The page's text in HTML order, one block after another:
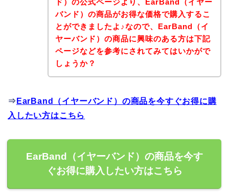
ド）の公式ページより、EarBand（イヤー
バンド）の商品がお得な価格で購入するこ
とができましたよ♪なので、EarBand（イ
ヤーバンド）の商品に興味のある方は下記
ページなどを参考にされてみてはいかがで
しょうか？
⇒ EarBand（イヤーバンド）の商品を今すぐお得に購
入したい方はこちら
EarBand（イヤーバンド）の商品を今す
ぐお得に購入したい方はこちら